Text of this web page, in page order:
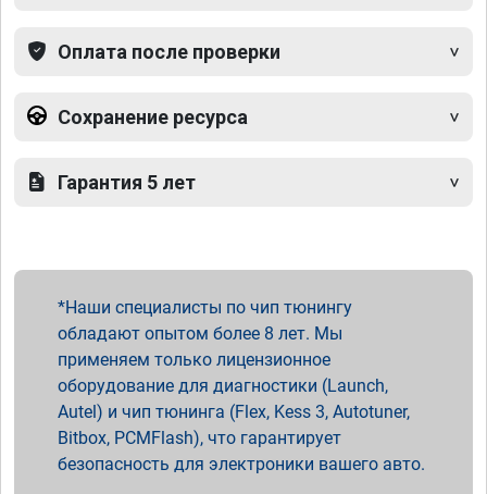
Оплата после проверки
Сохранение ресурса
Гарантия 5 лет
Наши специалисты по чип тюнингу
обладают опытом более 8 лет. Мы
применяем только лицензионное
оборудование для диагностики (Launch,
Autel) и чип тюнинга (Flex, Kess 3, Autotuner,
Bitbox, PCMFlash), что гарантирует
безопасность для электроники вашего авто.